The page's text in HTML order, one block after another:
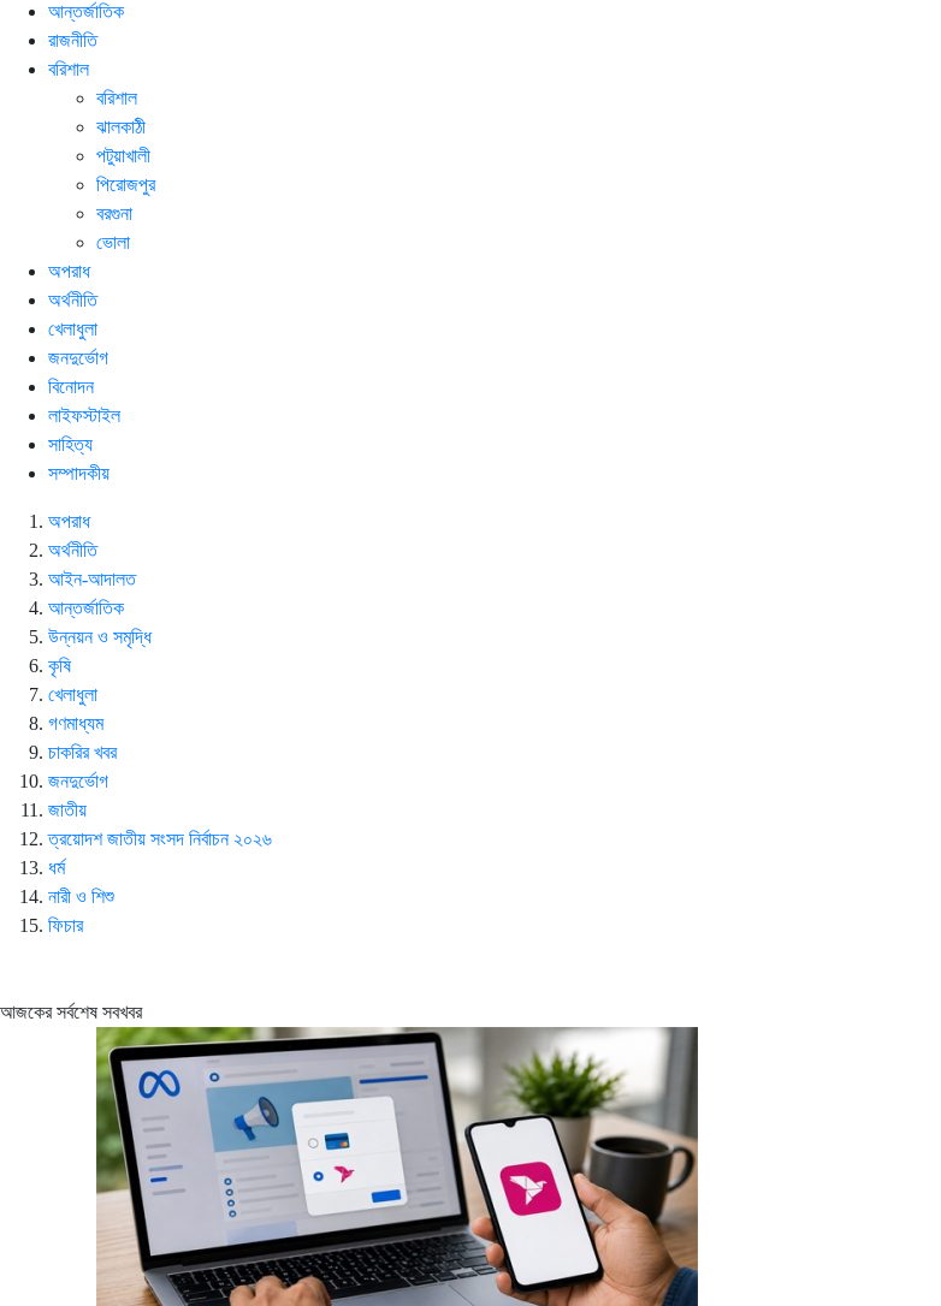
আন্তর্জাতিক
রাজনীতি
বরিশাল
বরিশাল
ঝালকাঠী
পটুয়াখালী
পিরোজপুর
বরগুনা
ভোলা
অপরাধ
অর্থনীতি
খেলাধুলা
জনদুর্ভোগ
বিনোদন
লাইফস্টাইল
সাহিত্য
সম্পাদকীয়
অপরাধ
অর্থনীতি
আইন-আদালত
আন্তর্জাতিক
উন্নয়ন ও সমৃদ্ধি
কৃষি
খেলাধুলা
গণমাধ্যম
চাকরির খবর
জনদুর্ভোগ
জাতীয়
ত্রয়োদশ জাতীয় সংসদ নির্বাচন ২০২৬
ধর্ম
নারী ও শিশু
ফিচার
আজকের সর্বশেষ সবখবর